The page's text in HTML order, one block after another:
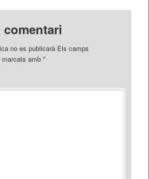
comentari
no es publicarà Els camps
marcats amb*